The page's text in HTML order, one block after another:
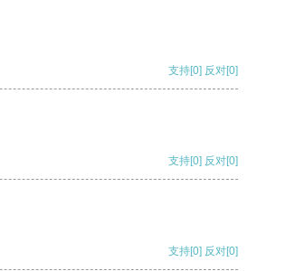
支持[0] 反对[0]
支持[0] 反对[0]
支持[0] 反对[0]